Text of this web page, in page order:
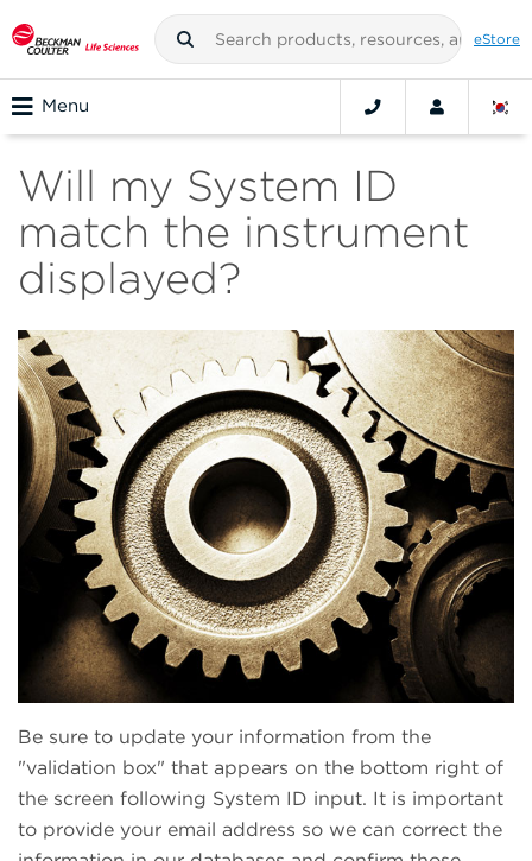
eStore
Menu
Will my System ID
match the instrument
displayed?
Be sure to update your information from the
"validation box" that appears on the bottom right of
the screen following System ID input. It is important
to provide your email address so we can correct the